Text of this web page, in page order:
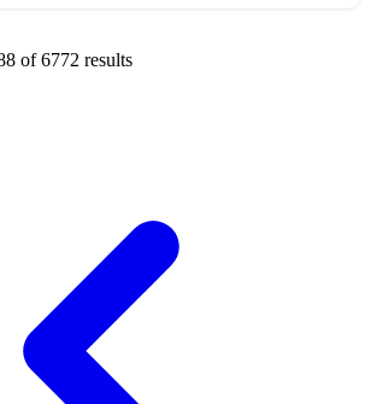
of6772 results